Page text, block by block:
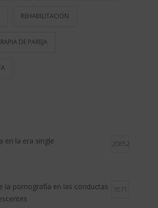
REHABILITACIÓN
DE PAREJA
en la era single 20852
la pornografía en las conductas
7071